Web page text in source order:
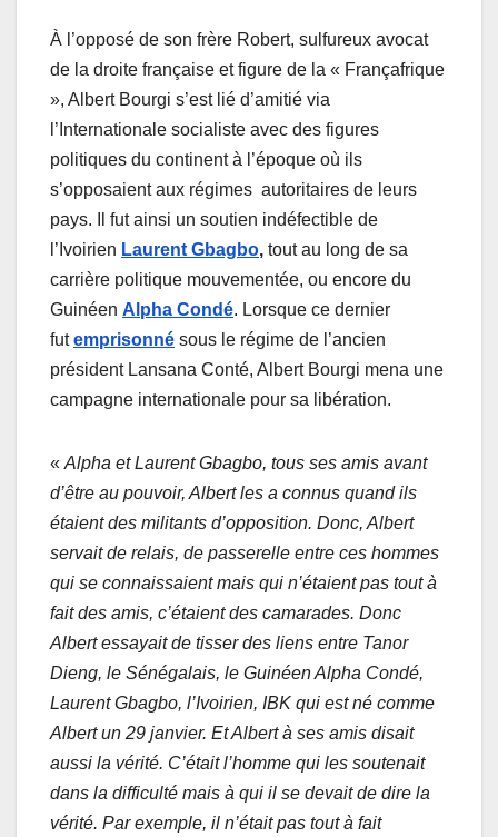
À l’opposé de son frère Robert, sulfureux avocat
de la droite française et figure de la « Françafrique
», Albert Bourgi s’est lié d’amitié via
l’Internationale socialiste avec des figures
politiques du continent à l’époque où ils
s’opposaient aux régimes autoritaires de leurs
pays. Il fut ainsi un soutien indéfectible de
l’Ivoirien Laurent Gbagbo, tout au long de sa
carrière politique mouvementée, ou encore du
Guinéen Alpha Condé. Lorsque ce dernier
futemprisonné sous le régime de l’ancien
président Lansana Conté, Albert Bourgi mena une
campagne internationale pour sa libération.
«Alpha et Laurent Gbagbo, tous ses amis avant
d’être au pouvoir, Albert les a connus quand ils
étaient des militants d’opposition. Donc, Albert
servait de relais, de passerelle entre ces hommes
qui se connaissaient mais qui n’étaient pas tout à
fait des amis, c’étaient des camarades. Donc
Albert essayait de tisser des liens entre Tanor
Dieng, le Sénégalais, le Guinéen Alpha Condé,
Laurent Gbagbo, l’Ivoirien, IBK qui est né comme
Albert un 29 janvier. Et Albert à ses amis disait
aussi la vérité. C’était l’homme qui les soutenait
dans la difficulté mais à qui il se devait de dire la
vérité. Par exemple, il n’était pas tout à fait